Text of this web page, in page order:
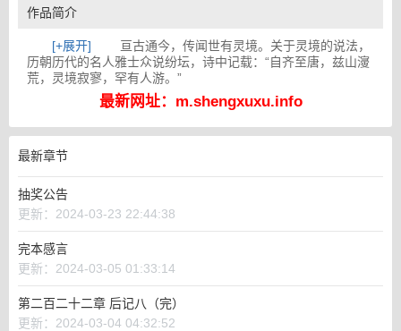
作品简介
[+展开] 亘古通今，传闻世有灵境。关于灵境的说法，
历朝历代的名人雅士众说纷坛，诗中记载：“自齐至唐，兹山濅
荒，灵境寂寥，罕有人游。”
“灵境不可状，鬼工谅难求。”申城大学一年级新生张元清，在一
次机缘巧合之下，得到了一张会所vip至尊卡，哦不，是灵境通
最新网址：m.shengxuxu.info
最新章节
抽奖公告
更新：2024-03-23 22:44:38
完本感言
更新：2024-03-05 01:33:14
第二百二十二章 后记八（完）
更新：2024-03-04 04:32:52